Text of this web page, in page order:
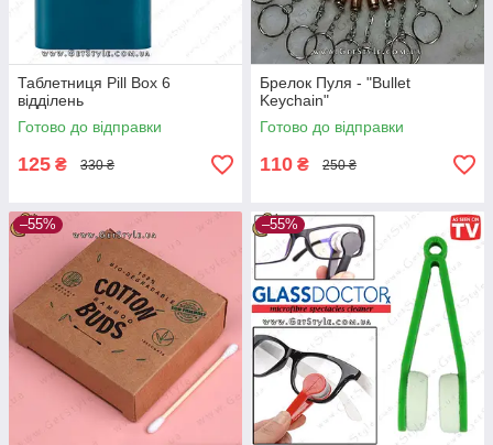
Таблетниця Pill Box 6
відділень
Готово до відправки
125 ₴ 330 ₴
Брелок Пуля - "Bullet
Keychain"
Готово до відправки
110 ₴ 250 ₴
–55% –55%